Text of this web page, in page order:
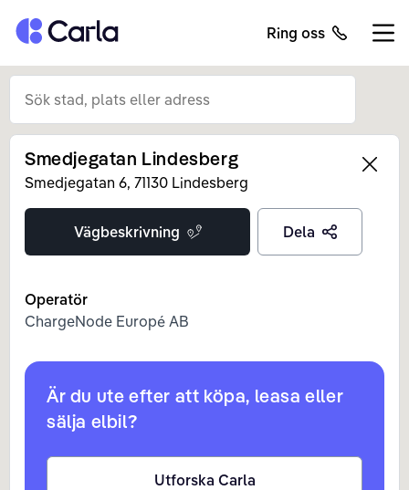
Tillbaka till startsidan Ring oss
Left
Smedjegatan Lindesberg
Smedjegatan 6, 71130 Lindesberg
Vägbeskrivning Dela
Operatör
ChargeNode Europé AB
Är du ute efter att köpa, leasa eller
sälja elbil?
Utforska Carla